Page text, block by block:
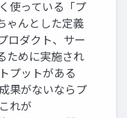
使っている「プ
ゃんとした定義
ロダクト、サー
ために実施され
プットがある
果がないならプ
れが